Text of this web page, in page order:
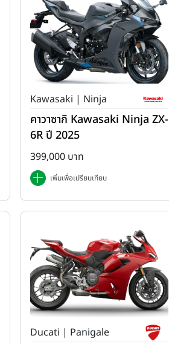
Kawasaki | Ninja
คาวาซากิ Kawasaki Ninja ZX-
6R ปี 2025
399,000 บาท
เพิ่มเพื่อเปรียบเทียบ
Ducati | Panigale